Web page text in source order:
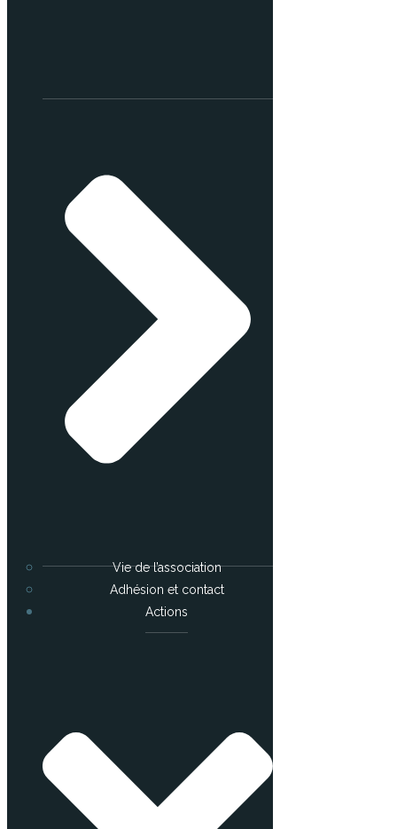
Vie de l’association
Adhésion et contact
Actions